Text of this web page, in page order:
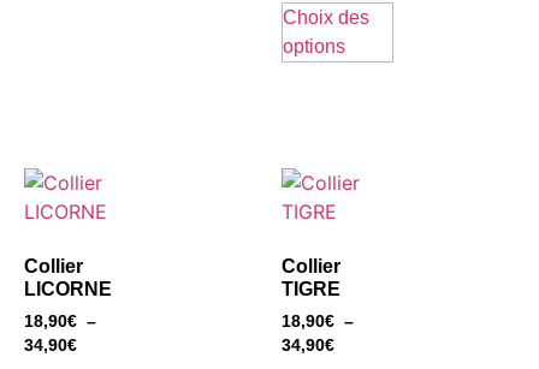
Choix des
options
Collier
LICORNE
18,90€ –
34,90€
Collier
TIGRE
18,90€ –
34,90€